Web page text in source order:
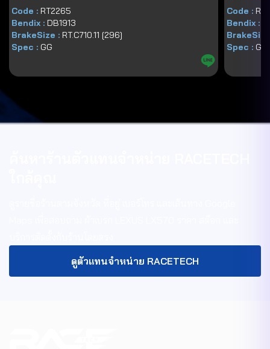
Code : RT2265
Bendix : DB1913
BrakeSize : RT.C710.11 [296]
Spec : GG
Code :
Bendix :
Spec : GG
ดูตัวแทนจำหน่าย RACETECH